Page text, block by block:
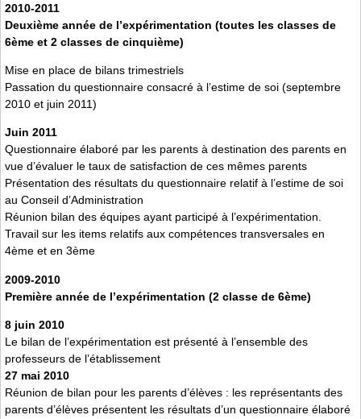
2010-2011
Deuxième année de l’expérimentation (toutes les classes de
6ème et 2 classes de cinquième)
Mise en place de bilans trimestriels
Passation du questionnaire consacré à l’estime de soi (septembre
2010 et juin 2011)
Juin 2011
Questionnaire élaboré par les parents à destination des parents en
vue d’évaluer le taux de satisfaction de ces mêmes parents
Présentation des résultats du questionnaire relatif à l’estime de soi
au Conseil d’Administration
Réunion bilan des équipes ayant participé à l’expérimentation.
Travail sur les items relatifs aux compétences transversales en
4ème et en 3ème
2009-2010
Première année de l’expérimentation (2 classe de 6ème)
8 juin 2010
Le bilan de l’expérimentation est présenté à l’ensemble des
professeurs de l’établissement
27 mai 2010
Réunion de bilan pour les parents d’élèves : les représentants des
parents d’élèves présentent les résultats d’un questionnaire élaboré